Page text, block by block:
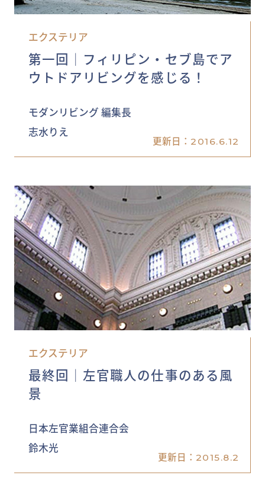
エクステリア
第一回│フィリピン・セブ島でア
ウトドアリビングを感じる！
モダンリビング 編集長
志水りえ
更新日： 2016.6.12
エクステリア
最終回│左官職人の仕事のある風
景
日本左官業組合連合会
鈴木光
更新日： 2015.8.2